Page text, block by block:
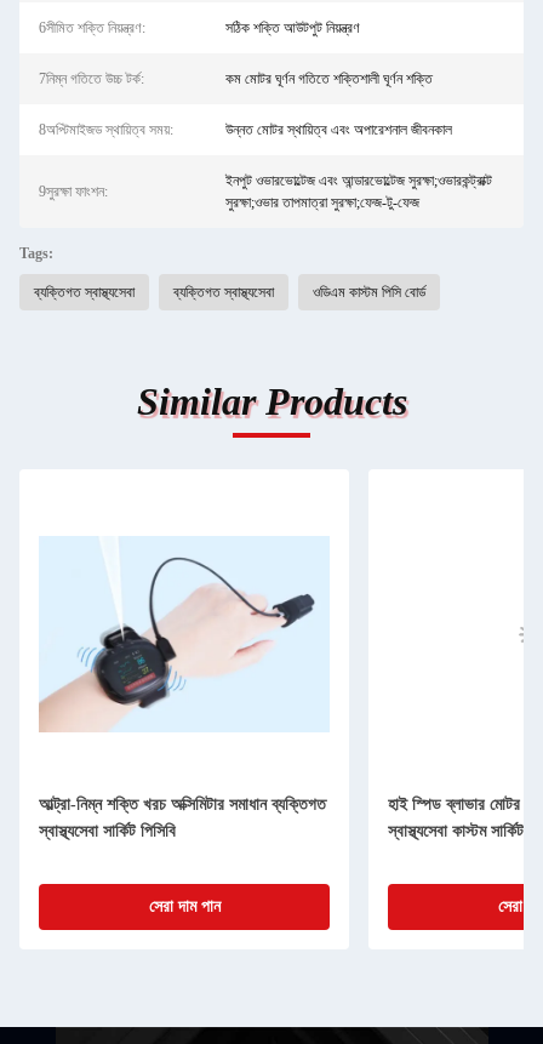
6সীমিত শক্তি নিয়ন্ত্রণ: সঠিক শক্তি আউটপুট নিয়ন্ত্রণ
7নিম্ন গতিতে উচ্চ টর্ক: কম মোটর ঘূর্ণন গতিতে শক্তিশালী ঘূর্ণন শক্তি
8অপ্টিমাইজড স্থায়িত্ব সময়: উন্নত মোটর স্থায়িত্ব এবং অপারেশনাল জীবনকাল
9সুরক্ষা ফাংশন:
ইনপুট ওভারভোল্টেজ এবং আন্ডারভোল্টেজ সুরক্ষা;ওভারকন্ট্রাক্ট
সুরক্ষা;ওভার তাপমাত্রা সুরক্ষা;ফেজ-টু-ফেজ
Tags:
ব্যক্তিগত স্বাস্থ্যসেবা ব্যক্তিগত স্বাস্থ্যসেবা ওডিএম কাস্টম পিসি বোর্ড
Similar Products
আল্ট্রা-নিম্ন শক্তি খরচ অক্সিমিটার সমাধান ব্যক্তিগত
স্বাস্থ্যসেবা সার্কিট পিসিবি
সেরা দাম পান
হাই স্পিড ব্লাভার মোটর
স্বাস্থ্যসেবা কাস্টম সার্কিট
সেরা